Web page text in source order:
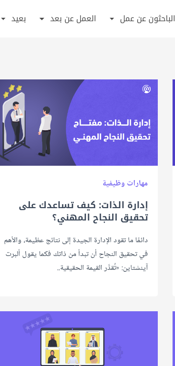
الباحثون عن عمل العمل عن بعد بعيد
مهارات وظيفية
إدارة الذات: كيف تساعدك على
تحقيق النجاح المهني؟
دائمًا ما تقود الإدارة الجيدة إلى نتائج عظيمة، والأهم
في تحقيق النجاح أن تبدأ من ذاتك فكما يقول ألبرت
آينشتاين: «تُقدَّر القيمة الحقيقية..